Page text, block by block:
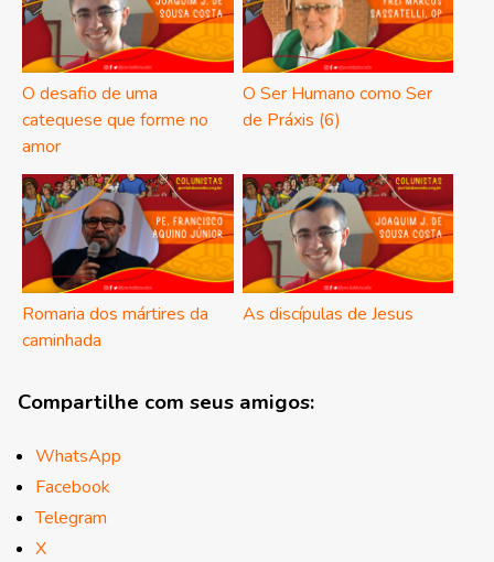
O desafio de uma
catequese que forme no
amor
O Ser Humano como Ser
de Práxis (6)
Romaria dos mártires da
caminhada
As discípulas de Jesus
Compartilhe com seus amigos:
WhatsApp
Facebook
Telegram
X